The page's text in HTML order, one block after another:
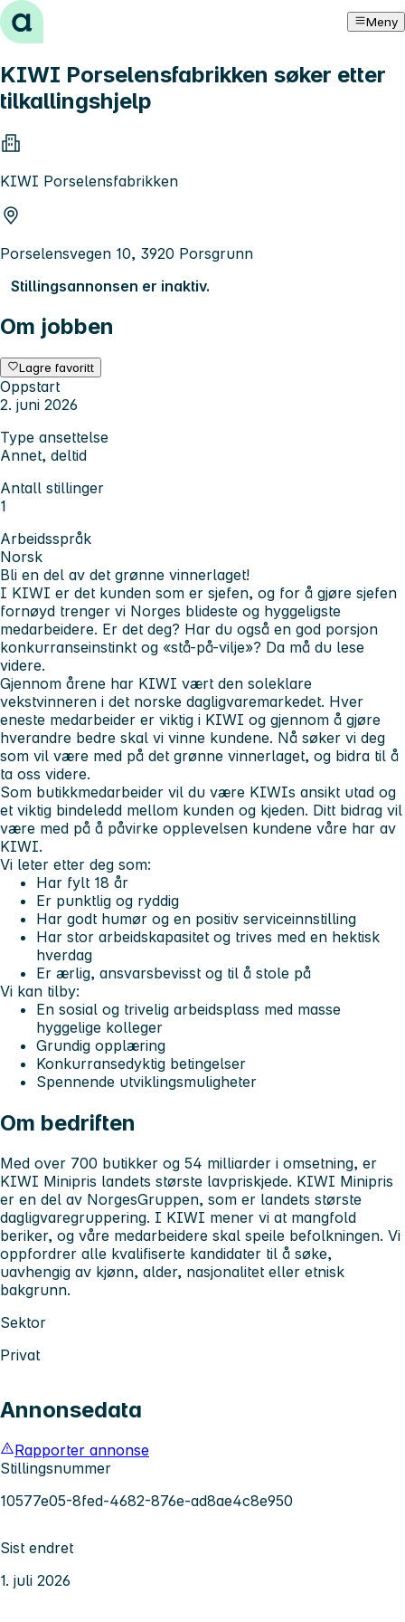
Hopp til innhold Meny
KIWI Porselensfabrikken søker etter
tilkallingshjelp
KIWI Porselensfabrikken
Porselensvegen 10, 3920 Porsgrunn
Stillingsannonsen er inaktiv.
Om jobben
Lagre favoritt
Oppstart
2. juni 2026
Type ansettelse
Annet, deltid
Antall stillinger
1
Arbeidsspråk
Norsk
Bli en del av det grønne vinnerlaget!
I KIWI er det kunden som er sjefen, og for å gjøre sjefen
fornøyd trenger vi Norges blideste og hyggeligste
medarbeidere. Er det deg? Har du også en god porsjon
konkurranseinstinkt og «stå-på-vilje»? Da må du lese
videre.
Gjennom årene har KIWI vært den soleklare
vekstvinneren i det norske dagligvaremarkedet. Hver
eneste medarbeider er viktig i KIWI og gjennom å gjøre
hverandre bedre skal vi vinne kundene. Nå søker vi deg
som vil være med på det grønne vinnerlaget, og bidra til å
ta oss videre.
Som butikkmedarbeider vil du være KIWIs ansikt utad og
et viktig bindeledd mellom kunden og kjeden. Ditt bidrag vil
være med på å påvirke opplevelsen kundene våre har av
KIWI.
Vi leter etter deg som:
Har fylt 18 år
Er punktlig og ryddig
Har godt humør og en positiv serviceinnstilling
Har stor arbeidskapasitet og trives med en hektisk
hverdag
Er ærlig, ansvarsbevisst og til å stole på
Vi kan tilby:
En sosial og trivelig arbeidsplass med masse
hyggelige kolleger
Grundig opplæring
Konkurransedyktig betingelser
Spennende utviklingsmuligheter
Om bedriften
Med over 700 butikker og 54 milliarder i omsetning, er
KIWI Minipris landets største lavpriskjede. KIWI Minipris
er en del av NorgesGruppen, som er landets største
dagligvaregruppering. I KIWI mener vi at mangfold
beriker, og våre medarbeidere skal speile befolkningen. Vi
oppfordrer alle kvalifiserte kandidater til å søke,
uavhengig av kjønn, alder, nasjonalitet eller etnisk
bakgrunn.
Sektor
Privat
Annonsedata
Rapporter annonse
Stillingsnummer
10577e05-8fed-4682-876e-ad8ae4c8e950
Sist endret
1. juli 2026